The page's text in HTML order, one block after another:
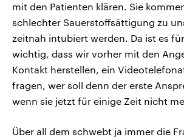
mit den Patienten klären. Sie
schlechter Sauerstoffsättigung zu
zeitnah intubiert werden. Da ist es
wichtig, dass wir vorher mit den
Kontakt herstellen, ein
fragen, wer soll denn der erste
wenn sie jetzt für einige Zeit nicht
Über all dem schwebt ja immer die